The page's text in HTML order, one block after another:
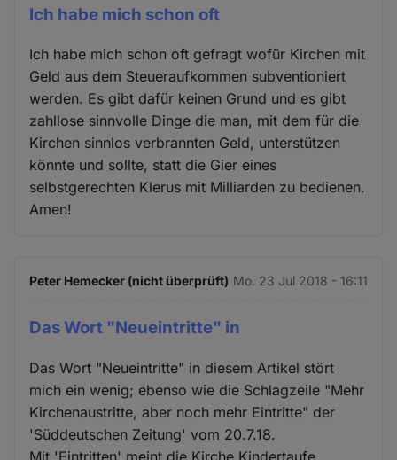
Ich habe mich schon oft
Ich habe mich schon oft gefragt wofür Kirchen mit
Geld aus dem Steueraufkommen subventioniert
werden. Es gibt dafür keinen Grund und es gibt
zahllose sinnvolle Dinge die man, mit dem für die
Kirchen sinnlos verbrannten Geld, unterstützen
könnte und sollte, statt die Gier eines
selbstgerechten Klerus mit Milliarden zu bedienen.
Amen!
Peter Hemecker (nicht überprüft) Mo. 23 Jul 2018 - 16:11
Das Wort "Neueintritte" in
Das Wort "Neueintritte" in diesem Artikel stört
mich ein wenig; ebenso wie die Schlagzeile "Mehr
Kirchenaustritte, aber noch mehr Eintritte" der
'Süddeutschen Zeitung' vom 20.7.18.